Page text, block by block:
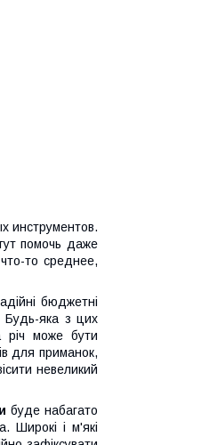
инструментов.
помочь даже
то среднее,
бюджетні
Будь-яка з цих
річ може бути
для приманок,
невеликий
буде набагато
Широкі і м'які